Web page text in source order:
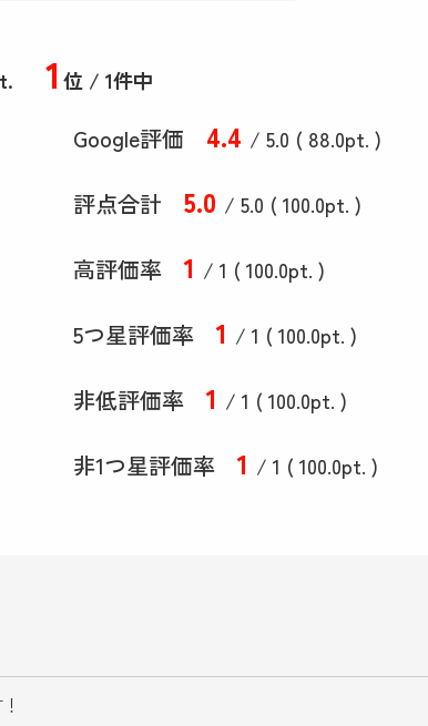
1 位 / 1件中
Google評価 4.4 / 5.0 ( 88.0pt. )
評点合計 5.0 / 5.0 ( 100.0pt. )
高評価率 1 / 1 ( 100.0pt. )
5つ星評価率 1 / 1 ( 100.0pt. )
非低評価率 1 / 1 ( 100.0pt. )
非1つ星評価率 1 / 1 ( 100.0pt. )